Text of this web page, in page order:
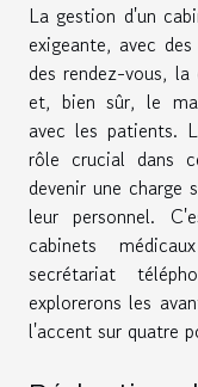
La gestion d'un
exigeante, avec
des rendez-vous,
et, bien sûr, le
avec les patients.
rôle crucial dans
devenir une charge
leur personnel.
cabinets
secrétariat
explorerons les
l'accent sur quatre